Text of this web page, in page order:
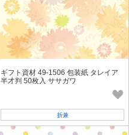
ギフト資材 49-1506 包装紙 タレイア
半才判 50枚入 ササガワ
折兼